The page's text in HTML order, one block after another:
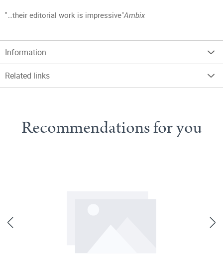
"…their editorial work is impressive"Ambix
Information
Related links
Recommendations for you